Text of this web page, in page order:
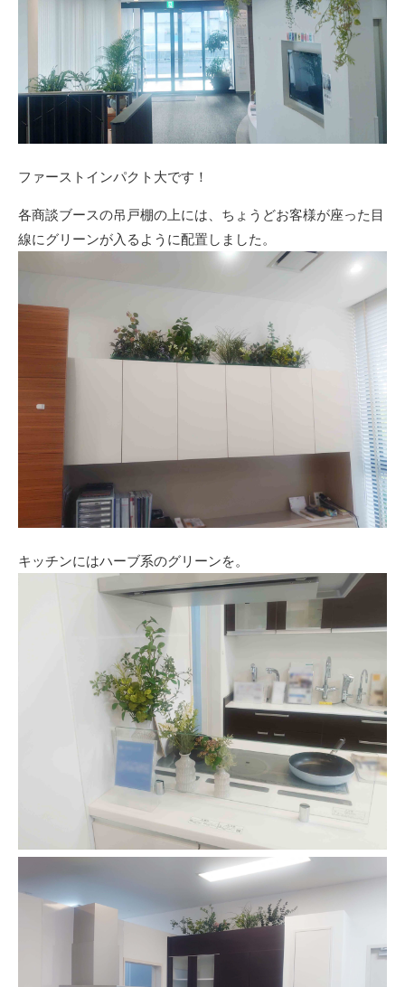
ファーストインパクト大です！
各商談ブースの吊戸棚の上には、ちょうどお客様が座った目
線にグリーンが入るように配置しました。
キッチンにはハーブ系のグリーンを。